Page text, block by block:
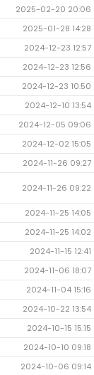
2025-02-20 20:06
2025-01-28 14:28
2024-12-23 12:57
2024-12-23 12:56
2024-12-23 10:50
2024-12-10 13:54
2024-12-05 09:06
2024-12-02 15:05
2024-11-26 09:27
2024-11-26 09:22
2024-11-25 14:05
2024-11-25 14:02
2024-11-15 12:41
2024-11-06 18:07
2024-11-04 15:16
2024-10-22 13:54
2024-10-15 15:15
2024-10-10 09:18
2024-10-06 09:14